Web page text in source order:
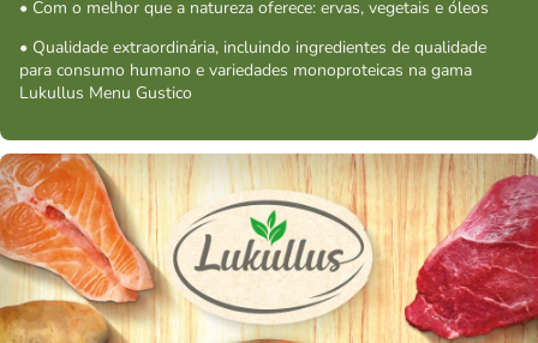
• Com o melhor que a natureza oferece: ervas, vegetais e óleos
• Qualidade extraordinária, incluindo ingredientes de qualidade
para consumo humano e variedades monoproteicas na gama
Lukullus Menu Gustico